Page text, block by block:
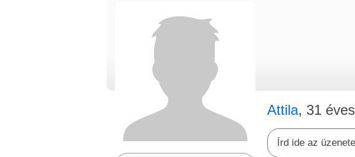
Attila, 31 éves